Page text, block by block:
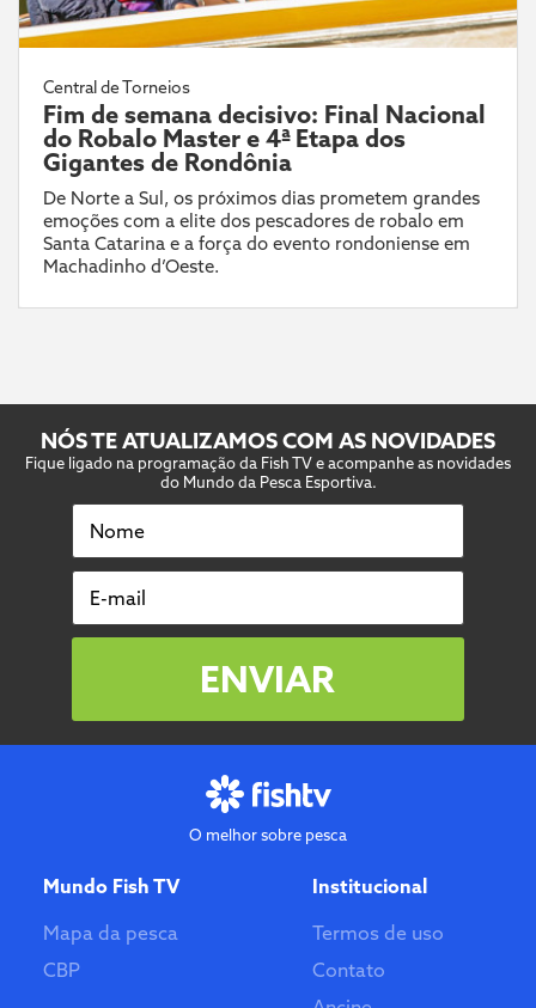
Central de Torneios
Fim de semana decisivo: Final Nacional
do Robalo Master e 4ª Etapa dos
Gigantes de Rondônia
De Norte a Sul, os próximos dias prometem grandes
emoções com a elite dos pescadores de robalo em
Santa Catarina e a força do evento rondoniense em
Machadinho d’Oeste.
NÓS TE ATUALIZAMOS COM AS NOVIDADES
Fique ligado na programação da Fish TV e acompanhe as novidades
do Mundo da Pesca Esportiva.
Nome
E-mail
ENVIAR
O melhor sobre pesca
Mundo Fish TV
Mapa da pesca
CBP
Institucional
Termos de uso
Contato